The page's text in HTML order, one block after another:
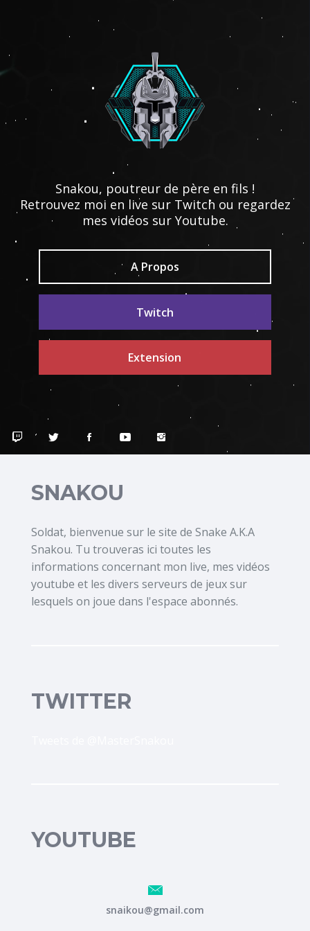
Snakou, poutreur de père en fils !
Retrouvez moi en live sur Twitch ou regardez
mes vidéos sur Youtube.
A Propos
Twitch
Extension
SNAKOU
Soldat, bienvenue sur le site de Snake A.K.A
Snakou. Tu trouveras ici toutes les
informations concernant mon live, mes vidéos
youtube et les divers serveurs de jeux sur
lesquels on joue dans l'espace abonnés.
TWITTER
YOUTUBE
snaikou@gmail.com